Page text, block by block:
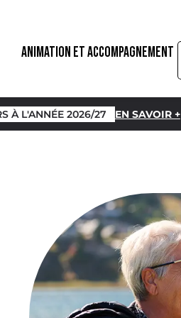
ANIMATION ET ACCOMPAGNEMENT
À L'ANNÉE 2026/27 EN SAVOIR +